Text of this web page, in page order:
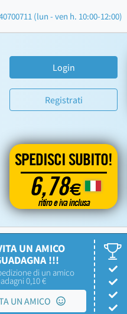
(lun - ven h. 10:00-12:00)
Login
Registrati
SPEDISCI SUBITO!
6,78€
ritiro e iva inclusa
UN AMICO
!!!
di un amico
0,10 €
UN AMICO